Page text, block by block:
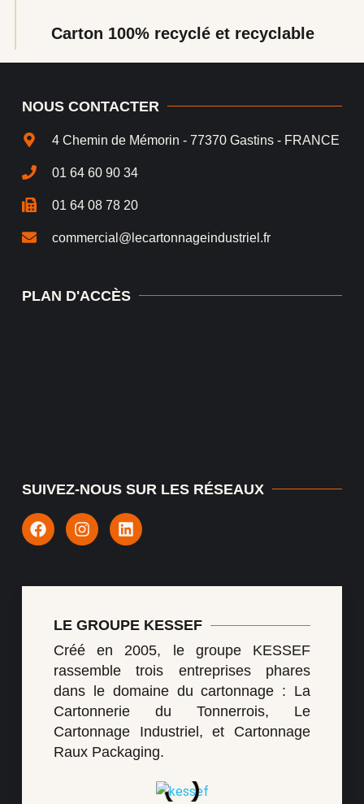
Carton 100% recyclé et recyclable
NOUS CONTACTER
4 Chemin de Mémorin - 77370 Gastins - FRANCE
01 64 60 90 34
01 64 08 78 20
commercial@lecartonnageindustriel.fr
PLAN D'ACCÈS
SUIVEZ-NOUS SUR LES RÉSEAUX
LE GROUPE KESSEF
Créé en 2005, le groupe KESSEF
rassemble trois entreprises phares
dans le domaine du cartonnage : La
Cartonnerie du Tonnerrois, Le
Cartonnage Industriel, et Cartonnage
Raux Packaging.